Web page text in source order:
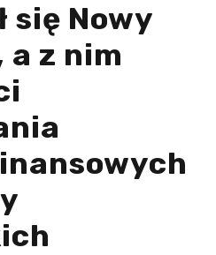
się Nowy
a z nim